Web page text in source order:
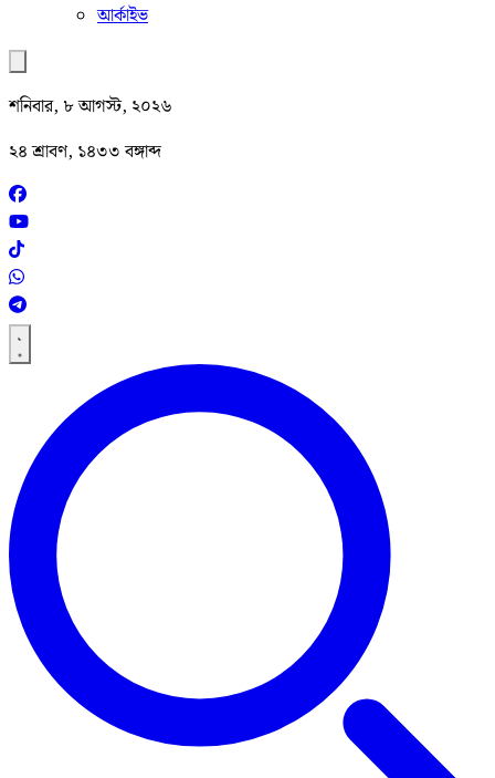
আর্কাইভ
শনিবার, ৮ আগস্ট, ২০২৬
২৪ শ্রাবণ, ১৪৩৩ বঙ্গাব্দ